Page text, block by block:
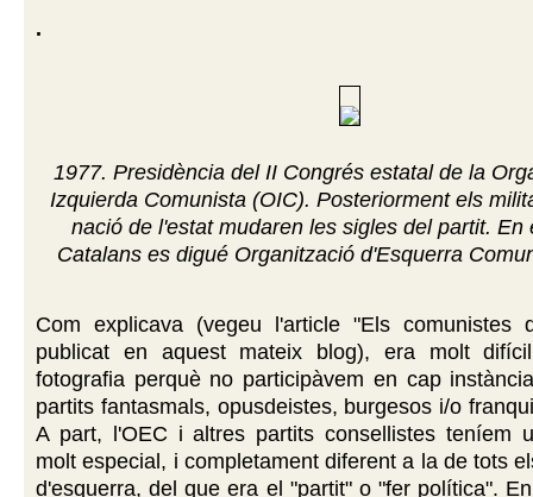
.
1977. Presidència del II Congrés estatal de la
Izquierda Comunista (OIC). Posteriorment els
nació de l'estat mudaren les sigles del partit. En
Catalans es digué Organització d'Esquerra
Com explicava (vegeu l'article "Els
publicat en aquest mateix blog), era molt
fotografia perquè no participàvem en cap
partits fantasmals, opusdeistes, burgesos i/o
A part, l'OEC i altres partits consellistes teníem
molt especial, i completament diferent a la de tots
d'esquerra, del que era el "partit" o "fer política".